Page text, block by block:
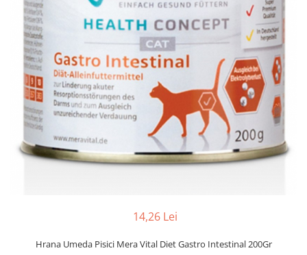
Hrana uscata
Hrana uscata caini
Caine Junior
Caine Adult
Caine Senior
Oferta 2 saci
Igiena caini
Cosmetica & produse de igiena
Covorase & Scutece
Oferte
Hrana umeda
Hrana uscata
Hrana umeda pisici
Pisica Adult
Pisica Junior
Pisica Senior
Pisica Sterilizata
Ingrijire pisici
Asternut igienic
14,26 Lei
Hrana Umeda Pisici Mera Vital Diet Gastro Intestinal 200Gr